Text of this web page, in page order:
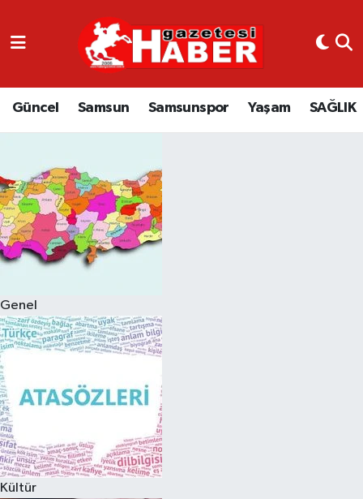
Güncel Samsun Samsunspor Yaşam SAĞLIK
Genel
Kültür
GÜNCEL
SAMSUN
EKONOMİ
YAŞAM